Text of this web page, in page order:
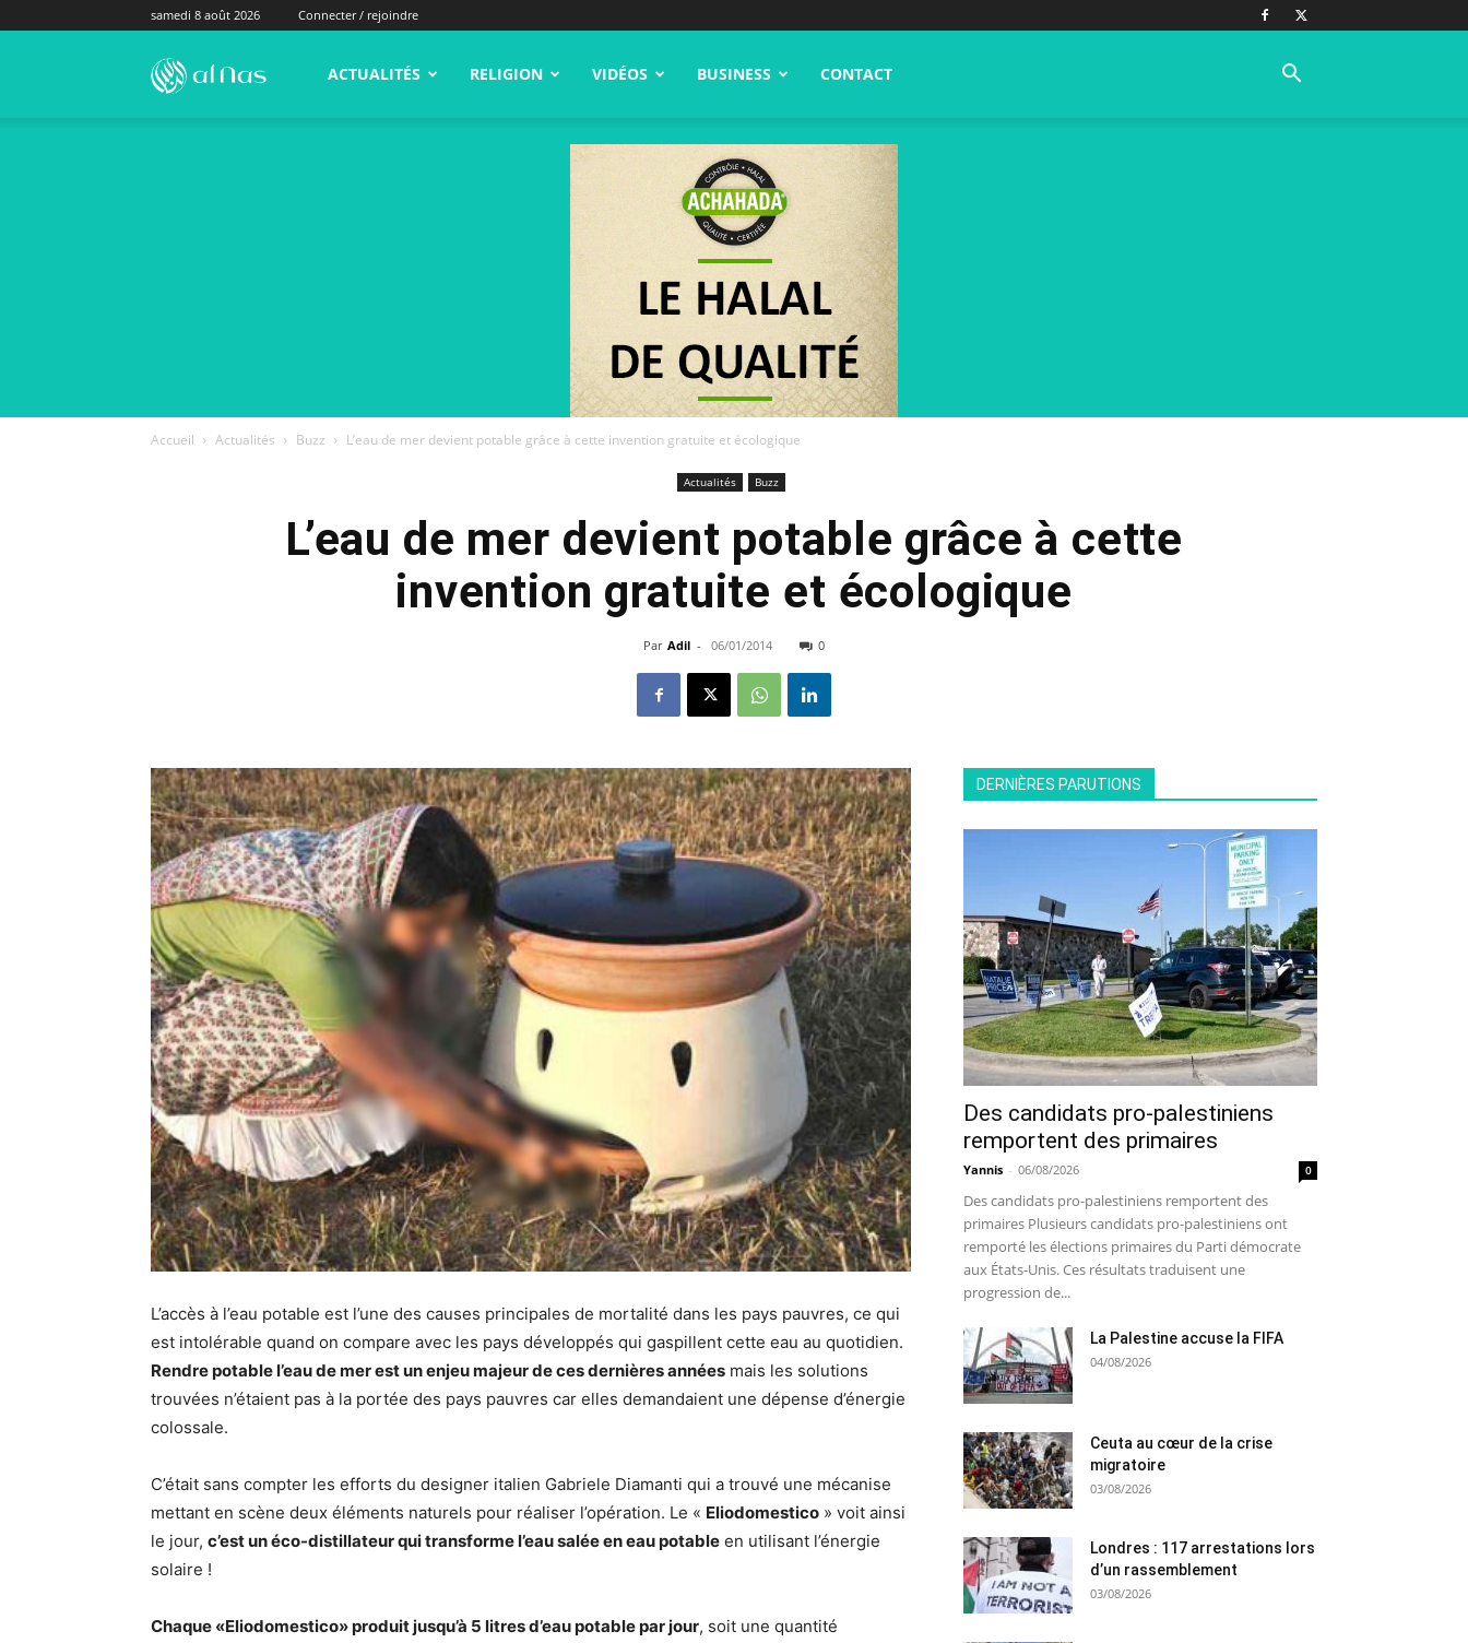
samedi 8 août 2026 Connecter / rejoindre
alNas.fr ACTUALITÉS RELIGION VIDÉOS BUSINESS CONTACT
Accueil Actualités Buzz L’eau de mer devient potable grâce à cette invention gratuite et écologique
Actualités Buzz
L’eau de mer devient potable grâce à cette
invention gratuite et écologique
Par Adil - 06/01/2014 0
L’accès à l’eau potable est l’une des causes principales de mortalité dans les pays pauvres, ce qui
est intolérable quand on compare avec les pays développés qui gaspillent cette eau au quotidien.
Rendre potable l’eau de mer est un enjeu majeur de ces dernières années mais les solutions
trouvées n’étaient pas à la portée des pays pauvres car elles demandaient une dépense d’énergie
colossale.
C’était sans compter les efforts du designer italien Gabriele Diamanti qui a trouvé une mécanise
mettant en scène deux éléments naturels pour réaliser l’opération. Le « Eliodomestico » voit ainsi
le jour, c’est un éco-distillateur qui transforme l’eau salée en eau potable en utilisant l’énergie
solaire !
Chaque «Eliodomestico» produit jusqu’à 5 litres d’eau potable par jour, soit une quantité
DERNIÈRES PARUTIONS
Des candidats pro-palestiniens
remportent des primaires
Yannis - 06/08/2026 0
Des candidats pro-palestiniens remportent des
primaires Plusieurs candidats pro-palestiniens ont
remporté les élections primaires du Parti démocrate
aux États-Unis. Ces résultats traduisent une
progression de...
La Palestine accuse la FIFA
04/08/2026
Ceuta au cœur de la crise
migratoire
03/08/2026
Londres : 117 arrestations lors
d’un rassemblement
03/08/2026